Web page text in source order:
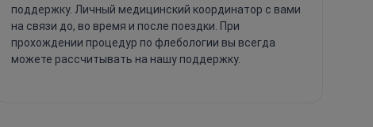
поддержку. Личный медицинский координатор с вами
на связи до, во время и после поездки. При
прохождении процедур по флебологии вы всегда
можете рассчитывать на нашу поддержку.